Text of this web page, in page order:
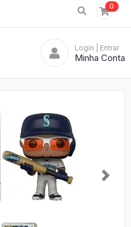
0
Login | Entrar
Minha Conta